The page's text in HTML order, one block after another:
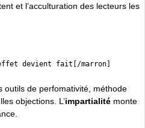
et l’acculturation des lecteurs les
devient fait[/marron]
outils de perfomativité, méthode
objections. L’impartialité monte